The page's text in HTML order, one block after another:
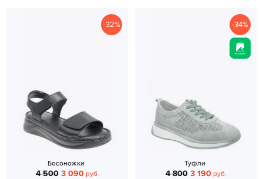
-32%
Босоножки
4 500 3 090руб.
-34%
Туфли
4 800 3 190руб.